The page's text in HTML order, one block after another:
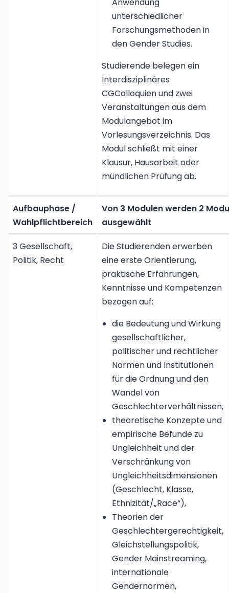
Anwendung
unterschiedlicher
Forschungsmethoden in
den Gender Studies.
Studierende belegen ein
Interdisziplinäres
CGColloquien und zwei
Veranstaltungen aus dem
Modulangebot im
Vorlesungsverzeichnis. Das
Modul schließt mit einer
Klausur, Hausarbeit oder
mündlichen Prüfung ab.
Aufbauphase /
Wahlpflichtbereich
Von 3 Modulen werden 2
ausgewählt
3 Gesellschaft,
Politik, Recht
Die Studierenden erwerben
eine erste Orientierung,
praktische Erfahrungen,
Kenntnisse und Kompetenzen
bezogen auf:
die Bedeutung und Wirkung
gesellschaftlicher,
politischer und rechtlicher
Normen und Institutionen
für die Ordnung und den
Wandel von
Geschlechterverhältnissen,
theoretische Konzepte und
empirische Befunde zu
Ungleichheit und der
Verschränkung von
Ungleichheitsdimensionen
(Geschlecht, Klasse,
Ethnizität/„Race“),
Theorien der
Geschlechtergerechtigkeit,
Gleichstellungspolitik,
Gender Mainstreaming,
internationale
Gendernormen,